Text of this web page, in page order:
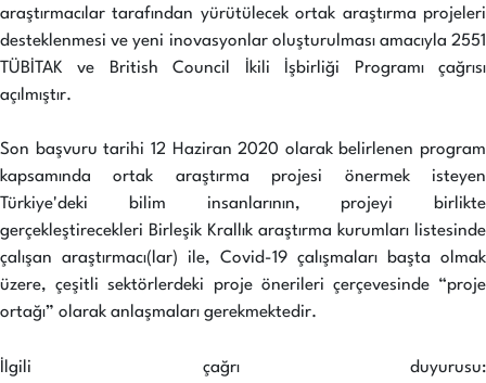
araştırmacılar tarafından yürütülecek ortak araştırma projeleri
desteklenmesi ve yeni inovasyonlar oluşturulması amacıyla 2551
TÜBİTAK ve British Council İkili İşbirliği Programı çağrısı
açılmıştır.
Son başvuru tarihi 12 Haziran 2020 olarak belirlenen program
kapsamında ortak araştırma projesi önermek isteyen
Türkiye'deki bilim insanlarının, projeyi birlikte
gerçekleştirecekleri Birleşik Krallık araştırma kurumları listesinde
çalışan araştırmacı(lar) ile, Covid-19 çalışmaları başta olmak
üzere, çeşitli sektörlerdeki proje önerileri çerçevesinde “proje
ortağı” olarak anlaşmaları gerekmektedir.
İlgili çağrı duyurusu: